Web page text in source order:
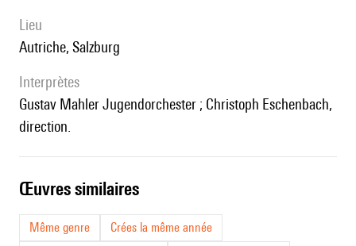
lieu
Autriche, Salzburg
interprètes
Gustav Mahler Jugendorchester ; Christoph Eschenbach,
direction.
œuvres similaires
Même genre
Crées la même année